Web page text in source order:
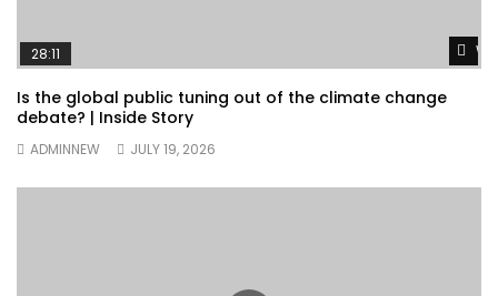
28:11
Is the global public tuning out of the climate change
debate? | Inside Story
ADMINNEW JULY 19, 2026